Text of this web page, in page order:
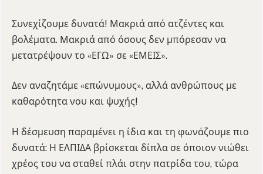
Συνεχίζουμε δυνατά! Μακριά από ατζέντες και
βολέματα. Μακριά από όσους δεν μπόρεσαν να
μετατρέψουν το «ΕΓΩ» σε «ΕΜΕΙΣ».
Δεν αναζητάμε «επώνυμους», αλλά ανθρώπους με
καθαρότητα νου και ψυχής!
Η δέσμευση παραμένει η ίδια και τη φωνάζουμε πιο
δυνατά: Η ΕΛΠΙΔΑ βρίσκεται δίπλα σε όποιον νιώθει
χρέος του να σταθεί πλάι στην πατρίδα του, τώρα